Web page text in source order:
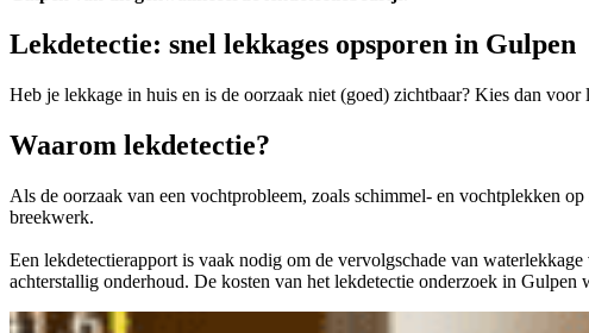
Lekdetectie: snel lekkages opsporen in Gulpen
Heb je lekkage in huis en is de oorzaak niet (goed) zichtbaar? Kies dan
Waarom lekdetectie?
Als de oorzaak van een vochtprobleem, zoals schimmel- en vochtplekken
breekwerk.
Een lekdetectierapport is vaak nodig om de vervolgschade van
achterstallig onderhoud. De kosten van het lekdetectie onderzoek in Gulpen